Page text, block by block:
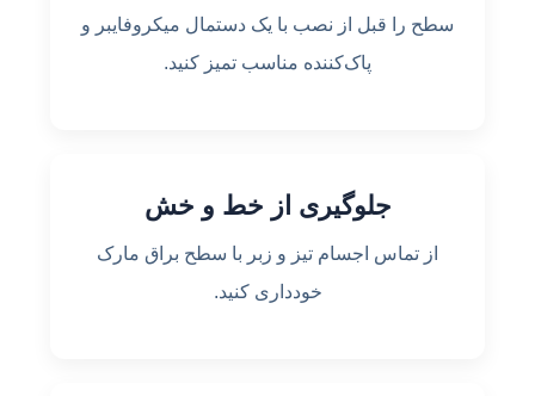
سطح را قبل از نصب با یک دستمال میکروفایبر و
پاک‌کننده مناسب تمیز کنید.
جلوگیری از خط و خش
از تماس اجسام تیز و زبر با سطح براق مارک
خودداری کنید.